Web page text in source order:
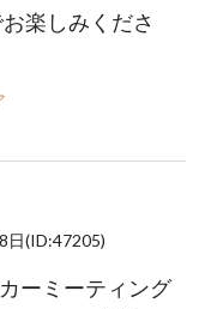
楽しみくださ
日(ID:47205)
ーミーティング